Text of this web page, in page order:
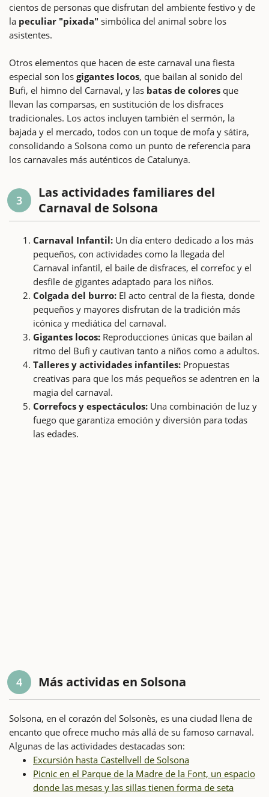
cientos de personas que disfrutan del ambiente festivo y de
la peculiar "pixada" simbólica del animal sobre los
asistentes.
Otros elementos que hacen de este carnaval una fiesta
especial son los gigantes locos, que bailan al sonido del
Bufi, el himno del Carnaval, y las batas de colores que
llevan las comparsas, en sustitución de los disfraces
tradicionales. Los actos incluyen también el sermón, la
bajada y el mercado, todos con un toque de mofa y sátira,
consolidando a Solsona como un punto de referencia para
los carnavales más auténticos de Catalunya.
3
Las actividades familiares del
Carnaval de Solsona
Carnaval Infantil: Un día entero dedicado a los más
pequeños, con actividades como la llegada del
Carnaval infantil, el baile de disfraces, el correfoc y el
desfile de gigantes adaptado para los niños.
Colgada del burro: El acto central de la fiesta, donde
pequeños y mayores disfrutan de la tradición más
icónica y mediática del carnaval.
Gigantes locos: Reproducciones únicas que bailan al
ritmo del Bufi y cautivan tanto a niños como a adultos.
Talleres y actividades infantiles: Propuestas
creativas para que los más pequeños se adentren en la
magia del carnaval.
Correfocs y espectáculos: Una combinación de luz y
fuego que garantiza emoción y diversión para todas
las edades.
4 Más actividas en Solsona
Solsona, en el corazón del Solsonès, es una ciudad llena de
encanto que ofrece mucho más allá de su famoso carnaval.
Algunas de las actividades destacadas son:
Excursión hasta Castellvell de Solsona
Picnic en el Parque de la Madre de la Font, un espacio
donde las mesas y las sillas tienen forma de seta